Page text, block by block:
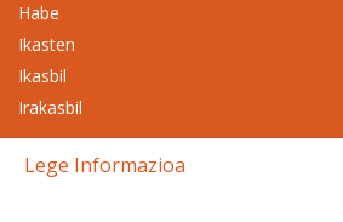
Habe
Ikasten
Ikasbil
Irakasbil
Lege Informazioa